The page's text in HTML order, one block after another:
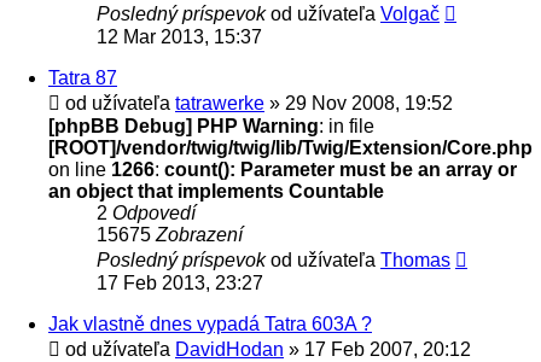
Posledný príspevokod užívateľa Volgač
12 Mar 2013, 15:37
Tatra 87
od užívateľa tatrawerke » 29 Nov 2008, 19:52
[phpBB Debug] PHP Warning: in file
[ROOT]/vendor/twig/twig/lib/Twig/Extension/Core.php
on line 1266: count(): Parameter must be an array or
an object that implements Countable
2 Odpovedí
15675 Zobrazení
Posledný príspevokod užívateľa Thomas
17 Feb 2013, 23:27
Jak vlastně dnes vypadá Tatra 603A ?
od užívateľa DavidHodan » 17 Feb 2007, 20:12